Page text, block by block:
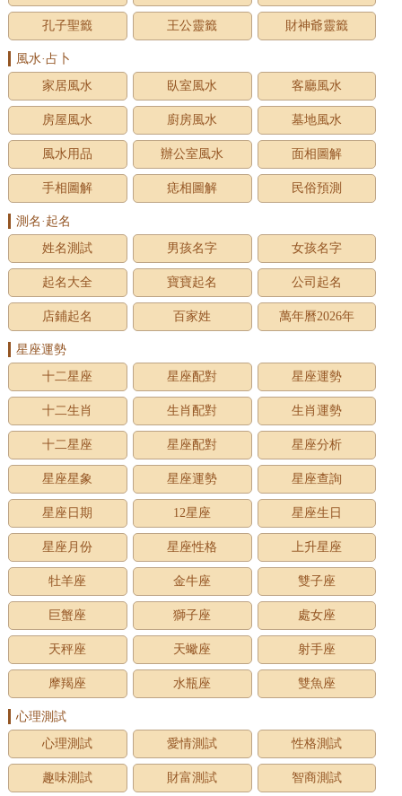
孔子聖籤 王公靈籤 財神爺靈籤
風水·占卜
家居風水
臥室風水 客廳風水
房屋風水 廚房風水 墓地風水
風水用品 辦公室風水 面相圖解
手相圖解 痣相圖解 民俗預測
測名·起名
姓名測試
男孩名字 女孩名字
起名大全 寶寶起名 公司起名
店鋪起名 百家姓 萬年曆2026年
星座運勢
十二星座
星座配對 星座運勢
十二生肖 生肖配對 生肖運勢
十二星座 星座配對 星座分析
星座星象 星座運勢 星座查詢
星座日期 12星座 星座生日
星座月份 星座性格 上升星座
牡羊座 金牛座 雙子座
巨蟹座 獅子座 處女座
天秤座 天蠍座 射手座
摩羯座 水瓶座 雙魚座
心理測試
心理測試
愛情測試 性格測試
趣味測試 財富測試 智商測試